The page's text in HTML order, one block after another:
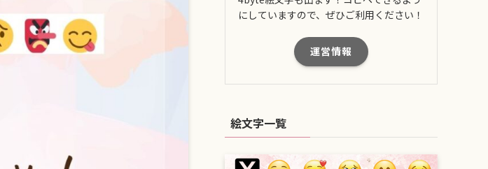
にしていますので、ぜひご利用ください！
運営情報
絵文字一覧